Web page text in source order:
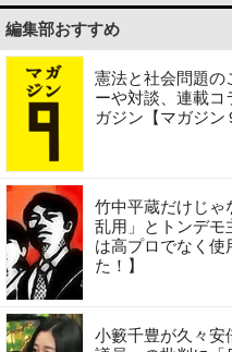
編集部おすすめ
憲法と社会問題の
ーや対談、連載コ
ガジン【マガジン
竹中平蔵だけじゃ
乱用」とトンデモ
は高プロでなく使
た！】
小籔千豊が久々安